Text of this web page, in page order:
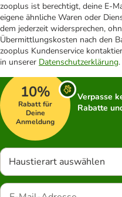
zooplus ist berechtigt, deine E-
eigene ähnliche Waren oder
dem jederzeit widersprechen,
Übermittlungskosten nach den
zooplus Kundenservice
in unserer Datenschutzerklärung.
10%
Rabatt für
Deine
Anmeldung
Verpasse
Rabatte
Haustierart auswählen